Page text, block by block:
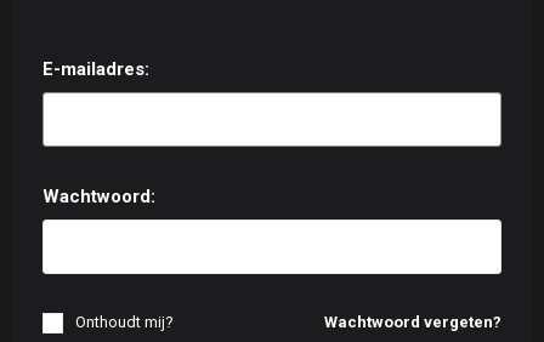
E-mailadres:
Wachtwoord:
Wachtwoord vergeten?
Onthoudt mij?